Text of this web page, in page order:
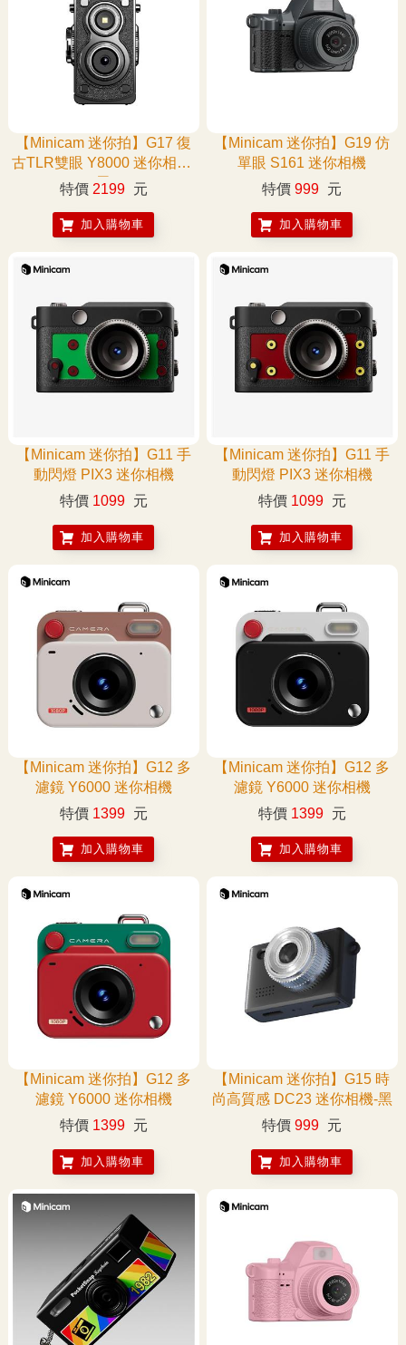
【Minicam 迷你拍】G17 復
古TLR雙眼 Y8000 迷你相機-
黑
特價 2199 元
加入購物車
【Minicam 迷你拍】G19 仿
單眼 S161 迷你相機
特價 999 元
加入購物車
【Minicam 迷你拍】G11 手
動閃燈 PIX3 迷你相機
特價 1099 元
加入購物車
【Minicam 迷你拍】G11 手
動閃燈 PIX3 迷你相機
特價 1099 元
加入購物車
【Minicam 迷你拍】G12 多
濾鏡 Y6000 迷你相機
特價 1399 元
加入購物車
【Minicam 迷你拍】G12 多
濾鏡 Y6000 迷你相機
特價 1399 元
加入購物車
【Minicam 迷你拍】G12 多
濾鏡 Y6000 迷你相機
特價 1399 元
加入購物車
【Minicam 迷你拍】G15 時
尚高質感 DC23 迷你相機-黑
特價 999 元
加入購物車